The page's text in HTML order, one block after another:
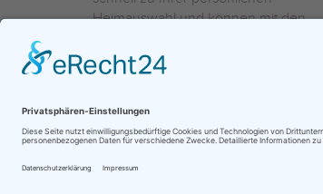
Heimauswahl und können mit den
einzelnen Häuser Leistungsvergleiche
vornehmen.